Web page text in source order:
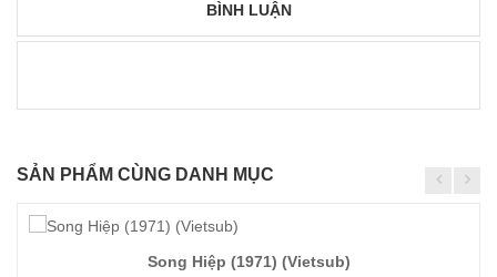
BÌNH LUẬN
SẢN PHẨM CÙNG DANH MỤC
Chi
Song Hiệp (1971) (Vietsub)